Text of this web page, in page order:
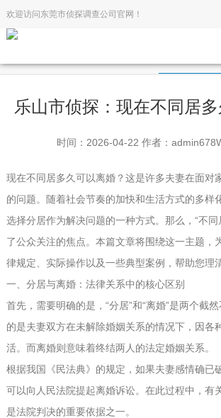
欢迎访问东莞市侦探调查公司官网！
乐山市侦探：现在不同居
时间：2026-04-22 作者：
现在不同居多久可以离婚？这是许多夫妻在面对
的问题。随着社会节奏的加快和生活方式的多样
选择分居作为解决问题的一种方式。那么，“不同
了公众关注的焦点。本篇文章将围绕这一主题，
律规定、实际操作以及一些典型案例，帮助您理
一、分居与离婚：法律关系中的核心区别
首先，需要明确的是，“分居”和“离婚”是两个截
的是夫妻双方在未解除婚姻关系的情况下，因各
活。而离婚则意味着终结两人的法定婚姻关系。
根据我国《民法典》的规定，如果夫妻感情确已
可以向人民法院提起离婚诉讼。在此过程中，有
是法院判决的重要依据之一。